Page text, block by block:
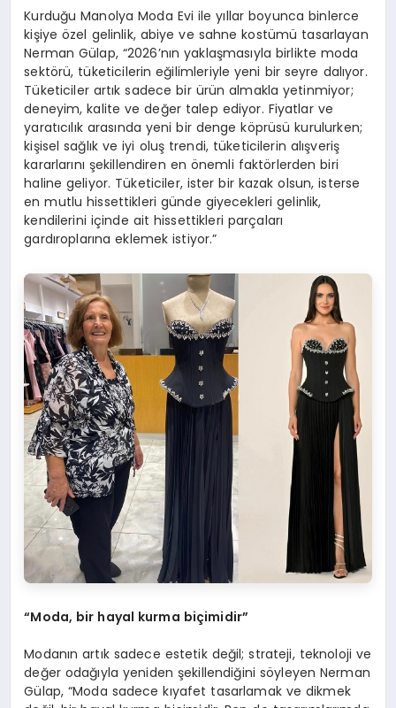
Kurduğu Manolya Moda Evi ile yıllar boyunca binlerce
kişiye özel gelinlik, abiye ve sahne kostümü tasarlayan
Nerman Gülap, “2026’nın yaklaşmasıyla birlikte moda
sektörü, tüketicilerin eğilimleriyle yeni bir seyre dalıyor.
Tüketiciler artık sadece bir ürün almakla yetinmiyor;
deneyim, kalite ve değer talep ediyor. Fiyatlar ve
yaratıcılık arasında yeni bir denge köprüsü kurulurken;
kişisel sağlık ve iyi oluş trendi, tüketicilerin alışveriş
kararlarını şekillendiren en önemli faktörlerden biri
haline geliyor. Tüketiciler, ister bir kazak olsun, isterse
en mutlu hissettikleri günde giyecekleri gelinlik,
kendilerini içinde ait hissettikleri parçaları
gardıroplarına eklemek istiyor.”
“Moda, bir hayal kurma biçimidir”
Modanın artık sadece estetik değil; strateji, teknoloji ve
değer odağıyla yeniden şekillendiğini söyleyen Nerman
Gülap, “Moda sadece kıyafet tasarlamak ve dikmek